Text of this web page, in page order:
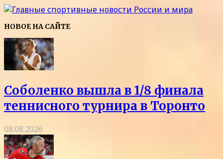
НОВОЕ НА САЙТЕ
Соболенко вышла в 1/8 финала
теннисного турнира в Торонто
08.08.2026